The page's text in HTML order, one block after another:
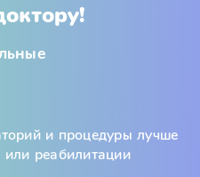
и процедуры лучше
реабилитации